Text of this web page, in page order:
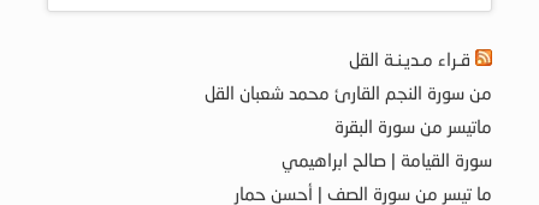
قـراء مـديـنـة القل
من سورة النجم القارئ محمد شعبان القل
ماتيسر من سورة البقرة
سورة القيامة | صالح ابراهيمي
ما تيسر من سورة الصف | أحسن حمار